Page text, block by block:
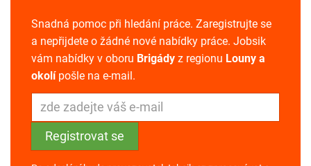
Snadná pomoc při hledání práce. Zaregistrujte se
a nepřijdete o žádné nové nabídky práce. Jobsik
vám nabídky v oboru Brigády z regionu Louny a
okolípošle na e-mail.